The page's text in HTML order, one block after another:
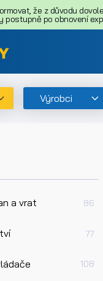
že z důvodu
postupně po obnovení
Výrobci
a vrat 86
77
108